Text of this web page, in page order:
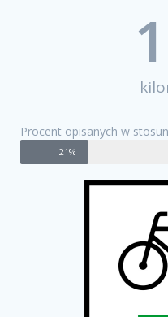
Procent opisanych w
21%